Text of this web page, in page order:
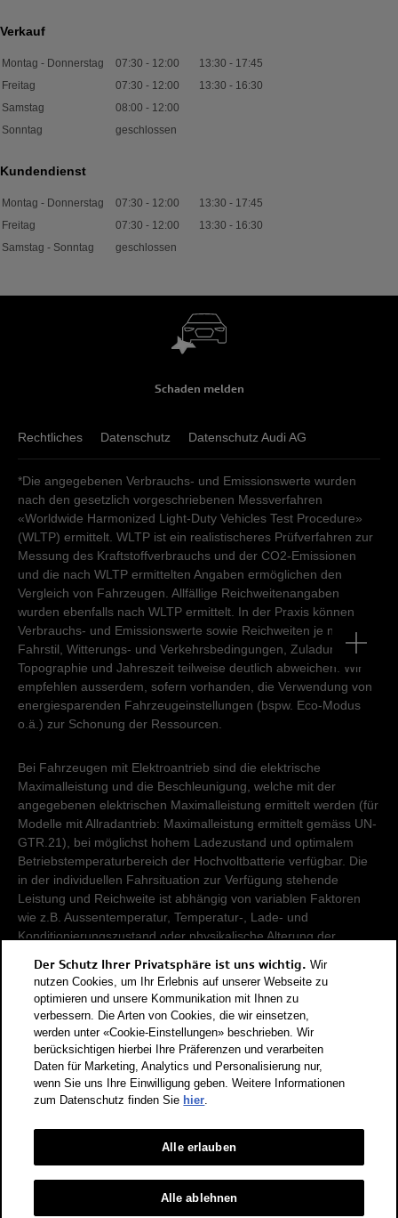
Verkauf
Montag - Donnerstag 07:30 - 12:00 13:30 - 17:45
Freitag
07:30 - 12:00 13:30 - 16:30
Samstag
08:00 - 12:00
Sonntag
geschlossen
Kundendienst
Montag - Donnerstag 07:30 - 12:00 13:30 - 17:45
Freitag
07:30 - 12:00 13:30 - 16:30
Samstag - Sonntag
geschlossen
Schaden melden
Rechtliches Datenschutz Datenschutz Audi AG
*Die angegebenen Verbrauchs- und Emissionswerte wurden
nach den gesetzlich vorgeschriebenen Messverfahren
«Worldwide Harmonized Light-Duty Vehicles Test Procedure»
(WLTP) ermittelt. WLTP ist ein realistischeres Prüfverfahren zur
Messung des Kraftstoffverbrauchs und der CO2-Emissionen
und die nach WLTP ermittelten Angaben ermöglichen den
Vergleich von Fahrzeugen. Allfällige Reichweitenangaben
wurden ebenfalls nach WLTP ermittelt. In der Praxis können
Verbrauchs- und Emissionswerte sowie Reichweiten je nach
Fahrstil, Witterungs- und Verkehrsbedingungen, Zuladung,
Topographie und Jahreszeit teilweise deutlich abweichen. Wir
empfehlen ausserdem, sofern vorhanden, die Verwendung von
energiesparenden Fahrzeugeinstellungen (bspw. Eco-Modus
o.ä.) zur Schonung der Ressourcen.
Bei Fahrzeugen mit Elektroantrieb sind die elektrische
Maximalleistung und die Beschleunigung, welche mit der
angegebenen elektrischen Maximalleistung ermittelt werden (für
Modelle mit Allradantrieb: Maximalleistung ermittelt gemäss UN-
GTR.21), bei möglichst hohem Ladezustand und optimalem
Betriebstemperaturbereich der Hochvoltbatterie verfügbar. Die
in der individuellen Fahrsituation zur Verfügung stehende
Leistung und Reichweite ist abhängig von variablen Faktoren
wie z.B. Aussentemperatur, Temperatur-, Lade- und
Konditionierungszustand oder physikalische Alterung der
Damit Energieverbräuche unterschiedlicher Antriebsformen
(Benzin, Diesel, Gas, Strom, usw.) vergleichbar sind, werden sie
zusätzlich als sogenannte Benzinäquivalente (Masseinheit für
Energie) ausgewiesen. CO2 ist das für die Erderwärmung
hauptverantwortliche Treibhausgas. CO2-Mittelwert aller in der
Schweiz angebotenen Fahrzeugmodelle: 111 g/km (WLTP).
CO2-Zielwert der in der Schweiz angebotenen
Fahrzeugmodelle: 93.6 g/km (WLTP). Die Angaben für ein
Fahrzeug können von den zulassungsrelevanten Daten nach
der individuellen Einzelfahrzeuggenehmigung abweichen.
Energieeffizienz-Kategorie nach dem neuen
Der Schutz Ihrer Privatsphäre ist uns wichtig. Wir
nutzen Cookies, um Ihr Erlebnis auf unserer Webseite zu
optimieren und unsere Kommunikation mit Ihnen zu
verbessern. Die Arten von Cookies, die wir einsetzen,
werden unter «Cookie-Einstellungen» beschrieben. Wir
berücksichtigen hierbei Ihre Präferenzen und verarbeiten
Daten für Marketing, Analytics und Personalisierung nur,
wenn Sie uns Ihre Einwilligung geben. Weitere Informationen
zum Datenschutz finden Sie hier.
Alle ablehnen
Alle erlauben